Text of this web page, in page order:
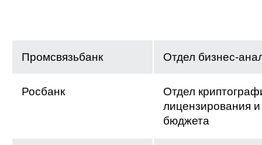
Промсвязьбанк Отдел бизнес-
Росбанк
Отдел
лицензирования и
бюджета